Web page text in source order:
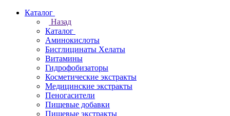
Каталог
Назад
Каталог
Аминокислоты
Бисглицинаты Хелаты
Витамины
Гидрофобизаторы
Косметические экстракты
Медицинские экстракты
Пеногасители
Пищевые добавки
Пищевые экстракты